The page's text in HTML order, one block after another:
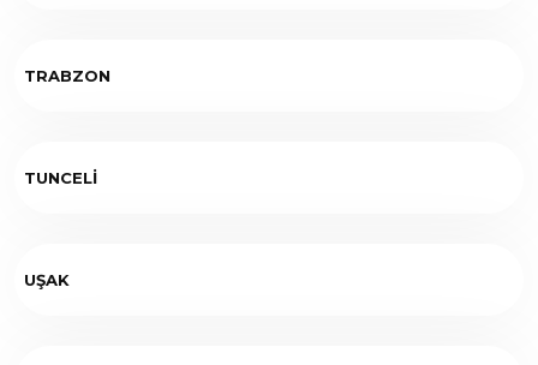
TRABZON
TUNCELİ
UŞAK